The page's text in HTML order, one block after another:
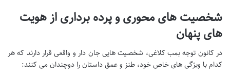
شخصیت های محوری و پرده برداری از هویت
های پنهان
در کانون توجه بمب کلاغی، شخصیت هایی جان دار و واقعی قرار دارند که هر
کدام با ویژگی های خاص خود، طنز و عمق داستان را دوچندان می کنند: